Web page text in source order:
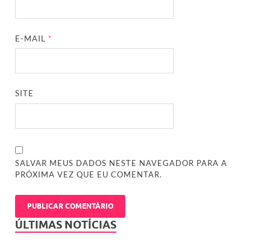
E-MAIL*
SITE
SALVAR MEUS DADOS NESTE NAVEGADOR PARA A
PRÓXIMA VEZ QUE EU COMENTAR.
ÚLTIMAS NOTÍCIAS